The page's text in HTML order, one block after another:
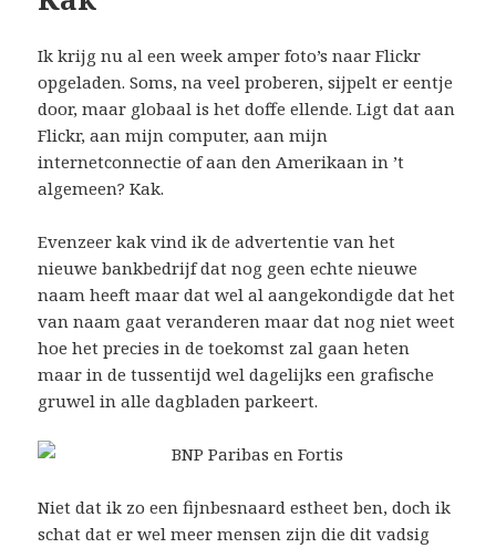
Ik krijg nu al een week amper foto’s naar Flickr
opgeladen. Soms, na veel proberen, sijpelt er eentje
door, maar globaal is het doffe ellende. Ligt dat aan
Flickr, aan mijn computer, aan mijn
internetconnectie of aan den Amerikaan in ’t
algemeen? Kak.
Evenzeer kak vind ik de advertentie van het
nieuwe bankbedrijf dat nog geen echte nieuwe
naam heeft maar dat wel al aangekondigde dat het
van naam gaat veranderen maar dat nog niet weet
hoe het precies in de toekomst zal gaan heten
maar in de tussentijd wel dagelijks een grafische
gruwel in alle dagbladen parkeert.
Niet dat ik zo een fijnbesnaard estheet ben, doch ik
schat dat er wel meer mensen zijn die dit vadsig